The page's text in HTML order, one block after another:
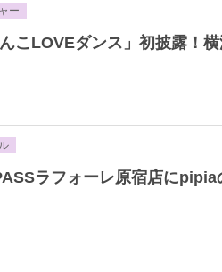
ー
こLOVEダンス」初披露！
ラフォーレ原宿店に